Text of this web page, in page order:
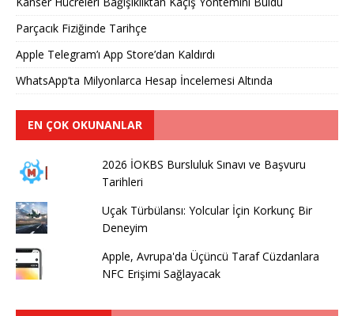
Parçacık Fiziğinde Tarihçe
Apple Telegram’ı App Store’dan Kaldırdı
WhatsApp’ta Milyonlarca Hesap İncelemesi Altında
EN ÇOK OKUNANLAR
2026 İOKBS Bursluluk Sınavı ve Başvuru
Tarihleri
Uçak Türbülansı: Yolcular İçin Korkunç Bir
Deneyim
Apple, Avrupa'da Üçüncü Taraf Cüzdanlara
NFC Erişimi Sağlayacak